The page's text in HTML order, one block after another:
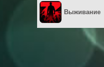
Выживание